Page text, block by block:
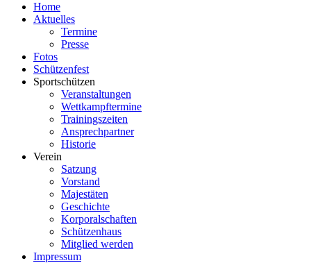
Home
Aktuelles
Termine
Presse
Fotos
Schützenfest
Sportschützen
Veranstaltungen
Wettkampftermine
Trainingszeiten
Ansprechpartner
Historie
Verein
Satzung
Vorstand
Majestäten
Geschichte
Korporalschaften
Schützenhaus
Mitglied werden
Impressum